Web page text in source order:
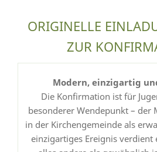
ORIGINELLE
ZUR
Modern, einzigartig
Die Konfirmation ist für
besonderer Wendepunkt – der
in der Kirchengemeinde als
einzigartiges Ereignis verdient